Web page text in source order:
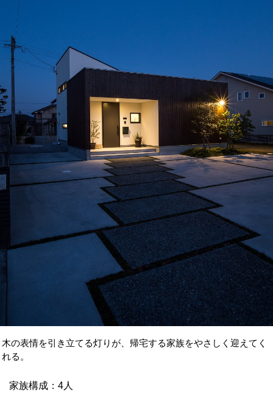
木の表情を引き立てる灯りが、帰宅する家族をやさしく迎えてく
れる。
家族構成：4人